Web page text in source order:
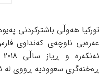
تورکیا هەوڵی باشترکردنی
عەرەبی ناوچەی کەنداوی
ڕەخنەگری سعوودیە ڕووی لە